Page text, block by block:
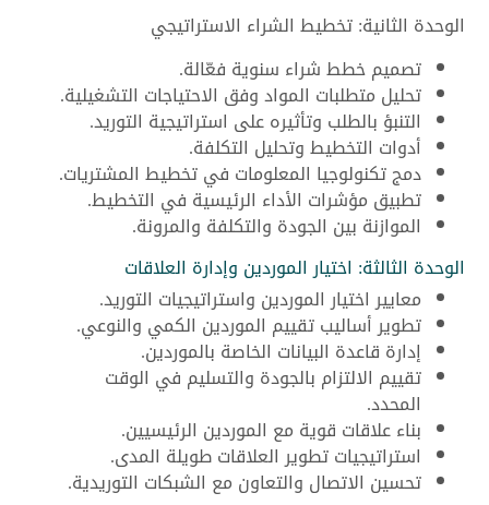
الوحدة الثانية: تخطيط الشراء الاستراتيجي
تصميم خطط شراء سنوية فعّالة.
تحليل متطلبات المواد وفق الاحتياجات التشغيلية.
التنبؤ بالطلب وتأثيره على استراتيجية التوريد.
أدوات التخطيط وتحليل التكلفة.
دمج تكنولوجيا المعلومات في تخطيط المشتريات.
تطبيق مؤشرات الأداء الرئيسية في التخطيط.
الموازنة بين الجودة والتكلفة والمرونة.
الوحدة الثالثة: اختيار الموردين وإدارة العلاقات
معايير اختيار الموردين واستراتيجيات التوريد.
تطوير أساليب تقييم الموردين الكمي والنوعي.
إدارة قاعدة البيانات الخاصة بالموردين.
تقييم الالتزام بالجودة والتسليم في الوقت
المحدد.
بناء علاقات قوية مع الموردين الرئيسيين.
استراتيجيات تطوير العلاقات طويلة المدى.
تحسين الاتصال والتعاون مع الشبكات التوريدية.